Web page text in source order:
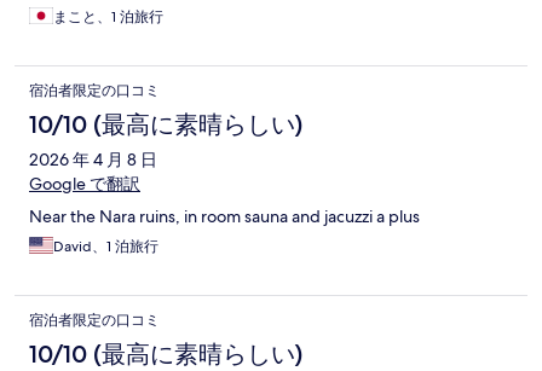
まこと、1 泊旅行
宿泊者限定の口コミ
10/10 (最高に素晴らしい)
2026 年 4 月 8 日
Google で翻訳
Near the Nara ruins, in room sauna and jacuzzi a plus
David、1 泊旅行
宿泊者限定の口コミ
10/10 (最高に素晴らしい)